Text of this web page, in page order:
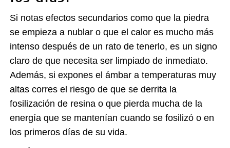
Si notas efectos secundarios como que la piedra
se empieza a nublar o que el calor es mucho más
intenso después de un rato de tenerlo, es un signo
claro de que necesita ser limpiado de inmediato.
Además, si expones el ámbar a temperaturas muy
altas corres el riesgo de que se derrita la
fosilización de resina o que pierda mucha de la
energía que se mantenían cuando se fosilizó o en
los primeros días de su vida.